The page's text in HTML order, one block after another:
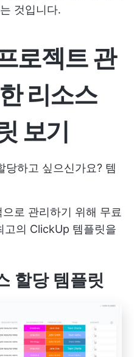
것입니다.
로젝트 관
리소스
보기
당하고 싶으신가요? 템
로 관리하기 위해 무료
고의 ClickUp 템플릿을
할당 템플릿